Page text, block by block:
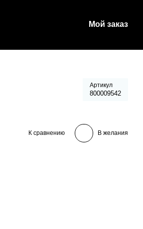
Мой заказ
Артикул
800009542
К сравнению В желания